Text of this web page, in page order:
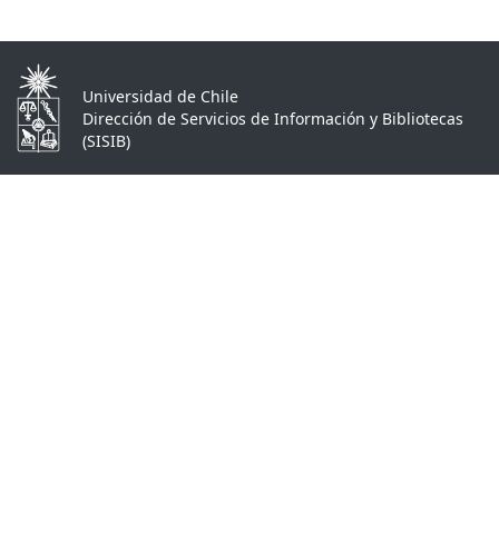
Universidad de Chile
Dirección de Servicios de Información y Bibliotecas
(SISIB)